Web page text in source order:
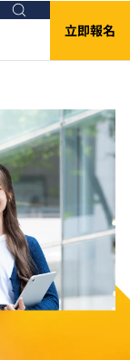
搜尋
立即報名